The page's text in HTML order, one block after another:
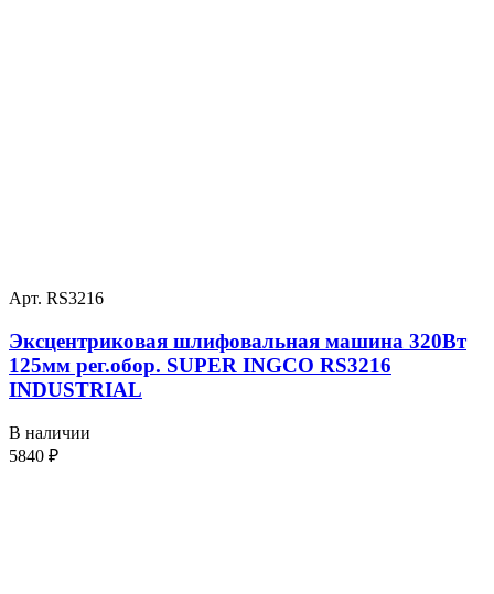
Арт. RS3216
Эксцентриковая шлифовальная машина 320Вт
125мм рег.обор. SUPER INGCO RS3216
INDUSTRIAL
В наличии
5840 ₽